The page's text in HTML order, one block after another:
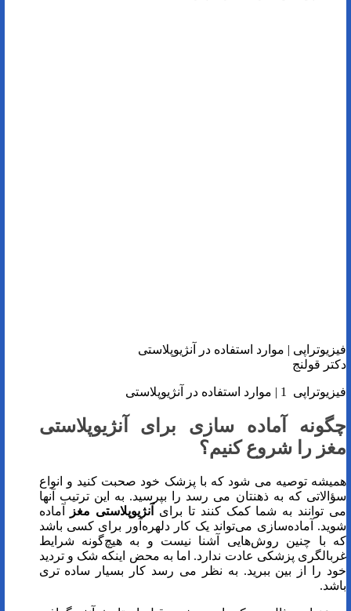
فیزیوتراپی | موارد استفاده در آنژیوپلاستی
دکتر قولنج
فیزیوتراپی 1 | موارد استفاده در آنژیوپلاستی
چگونه آماده سازی برای آنژیوپلاستی
مغز را شروع کنیم؟
همیشه توصیه می شود که با پزشک خود صحبت کنید و انواع
سؤالاتی که به ذهنتان می رسد را بپرسید. به این ترتیب آنها
می توانند به شما کمک کنند تا برای
آنژیوپلاستی مغز
آماده
شوید. آماده‌سازی می‌تواند یک کار دلهره‌آور برای کسی باشد
که با چنین روش‌هایی آشنا نیست و به هیچ‌گونه شرایط
غربالگری پزشکی عادت ندارد. اما به محض اینکه شک و تردید
خود را از بین ببرید. به نظر می رسد کار بسیار ساده تری
باشد.